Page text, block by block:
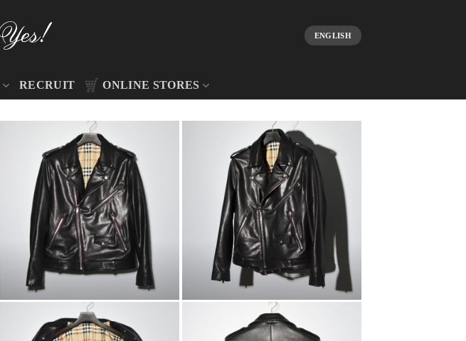
ENGLISH
RECRUIT ONLINE STORES